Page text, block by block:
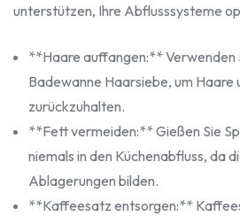
unterstützen, Ihre Abflusssysteme
**Haare auffangen:** Verwenden
Badewanne Haarsiebe, um Haare
zurückzuhalten.
**Fett vermeiden:** Gießen Sie
niemals in den Küchenabfluss, da
Ablagerungen bilden.
**Kaffeesatz entsorgen:**